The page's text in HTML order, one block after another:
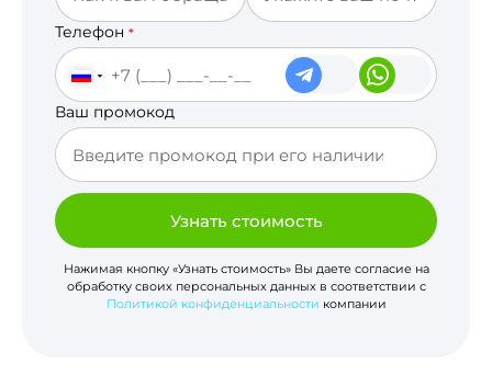
Телефон *
Ваш промокод
Узнать стоимость
Нажимая кнопку «Узнать стоимость» Вы даете согласие на
обработку своих персональных данных в соответствии с
Политикой конфиденциальности компании